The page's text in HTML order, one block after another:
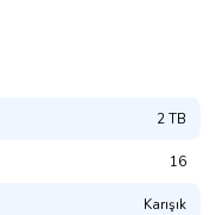
2 TB
16
Karışık